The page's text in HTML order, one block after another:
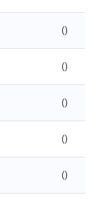
()
()
()
()
()